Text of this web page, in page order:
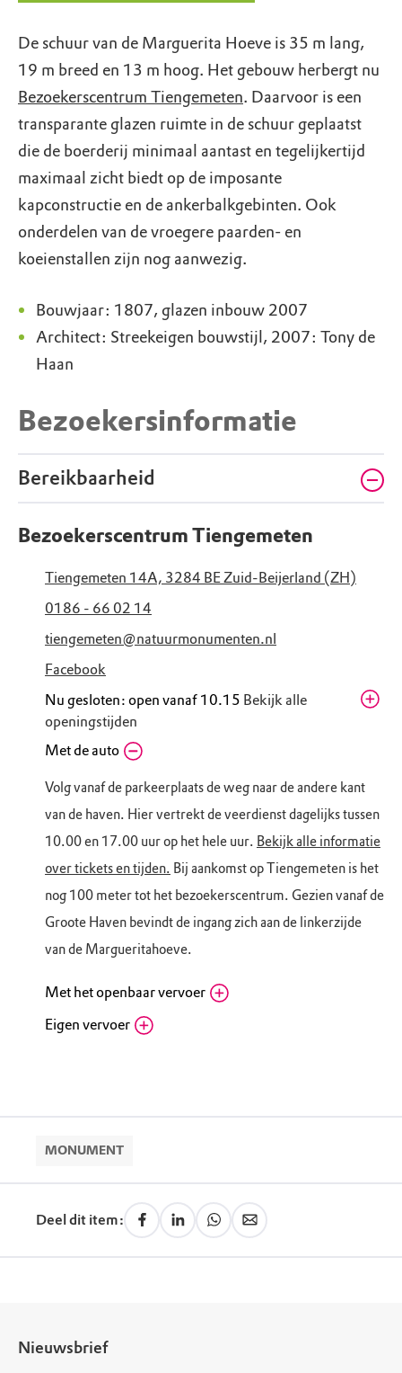
De schuur van de Marguerita Hoeve is 35 m lang,
19 m breed en 13 m hoog. Het gebouw herbergt nu
Bezoekerscentrum Tiengemeten. Daarvoor is een
transparante glazen ruimte in de schuur geplaatst
die de boerderij minimaal aantast en tegelijkertijd
maximaal zicht biedt op de imposante
kapconstructie en de ankerbalkgebinten. Ook
onderdelen van de vroegere paarden- en
koeienstallen zijn nog aanwezig.
Bouwjaar: 1807, glazen inbouw 2007
Architect: Streekeigen bouwstijl, 2007: Tony de
Haan
Bezoekersinformatie
Bereikbaarheid
Bezoekerscentrum Tiengemeten
Tiengemeten 14A, 3284 BE Zuid-Beijerland (ZH)
0186 - 66 02 14
tiengemeten@natuurmonumenten.nl
Facebook
Nu gesloten: open vanaf 10.15 Bekijk alle
openingstijden
Vrijdag
10.15 - 16.45
Woensdag
10.15 - 16.45
Donderdag
Met de auto
Volg vanaf de parkeerplaats de weg naar de andere kant
van de haven. Hier vertrekt de veerdienst dagelijks tussen
10.00 en 17.00 uur op het hele uur. Bekijk alle informatie
over tickets en tijden. Bij aankomst op Tiengemeten is het
nog 100 meter tot het bezoekerscentrum. Gezien vanaf de
Groote Haven bevindt de ingang zich aan de linkerzijde
van de Margueritahoeve.
Met het openbaar vervoer
Bushalte veerdienst, Zuid-Beijerland
uur.Bekijk alle informatie over tickets en tijden.
Groote Haven bevindt de ingang zich aan de
linkerzijde van de Margueritahoeve.
Eigen vervoer
MONUMENT
Deel dit item:
Nieuwsbrief